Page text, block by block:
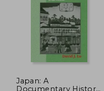
Japan: A
Documentary History: